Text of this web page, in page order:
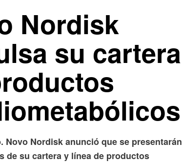
Nordisk
su cartera
Novo Nordisk anunció que se presentarán
de su cartera y línea de productos